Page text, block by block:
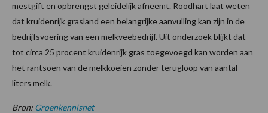
mestgift en opbrengst geleidelijk afneemt. Roodhart laat weten
dat kruidenrijk grasland een belangrijke aanvulling kan zijn in de
bedrijfsvoering van een melkveebedrijf. Uit onderzoek blijkt dat
tot circa 25 procent kruidenrijk gras toegevoegd kan worden aan
het rantsoen van de melkkoeien zonder terugloop van aantal
liters melk.
Bron: Groenkennisnet